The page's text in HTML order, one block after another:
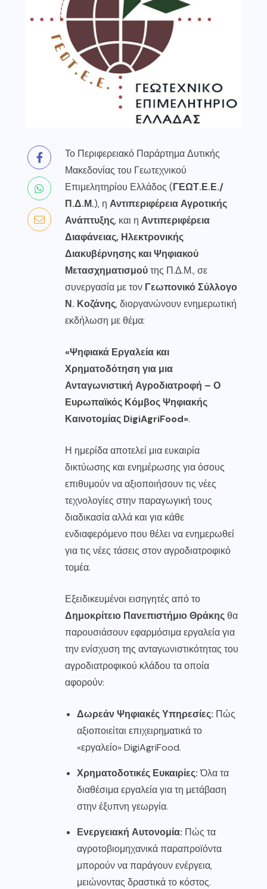
Το Περιφερειακό Παράρτημα Δυτικής
Μακεδονίας του Γεωτεχνικού
Επιμελητηρίου Ελλάδος (ΓΕΩΤ.Ε.Ε./
Π.Δ.Μ.), η Αντιπεριφέρεια Αγροτικής
Ανάπτυξης, και η Αντιπεριφέρεια
Διαφάνειας, Ηλεκτρονικής
Διακυβέρνησης και Ψηφιακού
Μετασχηματισμούτης Π.Δ.Μ., σε
συνεργασία με τον Γεωπονικό Σύλλογο
Ν. Κοζάνης, διοργανώνουν ενημερωτική
εκδήλωση με θέμα:
«Ψηφιακά Εργαλεία και
Χρηματοδότηση για μια
Ανταγωνιστική Αγροδιατροφή – Ο
Ευρωπαϊκός ΚόμβοςΨηφιακής
Καινοτομίας DigiAgriFood».
Η ημερίδα αποτελεί μια ευκαιρία
δικτύωσης και ενημέρωσης για όσους
επιθυμούν να αξιοποιήσουν τις νέες
τεχνολογίες στην παραγωγική τους
διαδικασία αλλά και για κάθε
ενδιαφερόμενο που θέλει να ενημερωθεί
για τις νέες τάσεις στον αγροδιατροφικό
τομέα.
Εξειδικευμένοι εισηγητές από το
Δημοκρίτειο Πανεπιστήμιο Θράκηςθα
παρουσιάσουν εφαρμόσιμα εργαλεία για
την ενίσχυση της ανταγωνιστικότητας του
αγροδιατροφικού κλάδου τα οποία
αφορούν:
Δωρεάν Ψηφιακές Υπηρεσίες: Πώς
αξιοποιείται επιχειρηματικά το
«εργαλείο» DigiAgriFood.
Χρηματοδοτικές Ευκαιρίες:Όλα τα
διαθέσιμα εργαλεία για τη μετάβαση
στην έξυπνη γεωργία.
Ενεργειακή Αυτονομία: Πώς τα
αγροτοβιομηχανικά παραπροϊόντα
μπορούν να παράγουν ενέργεια,
μειώνοντας δραστικά το κόστος.